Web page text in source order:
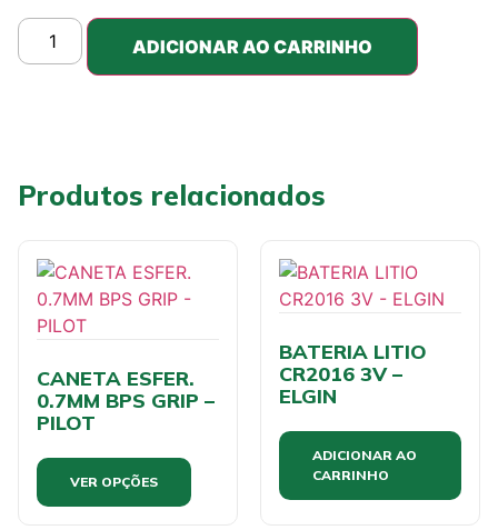
ADICIONAR AO CARRINHO
Produtos relacionados
CANETA ESFER.
0.7MM BPS GRIP –
PILOT
VER OPÇÕES
BATERIA LITIO
CR2016 3V –
ELGIN
ADICIONAR AO
CARRINHO